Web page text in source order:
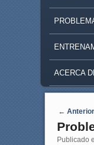
ACERCA
← Anterior
Publicado el